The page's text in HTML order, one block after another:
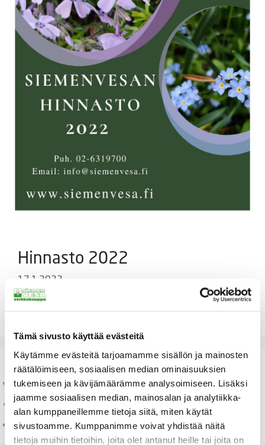
Tämä sivusto käyttää evästeitä
Käytämme evästeitä tarjoamamme sisällön ja mainosten
räätälöimiseen, sosiaalisen median ominaisuuksien
tukemiseen ja kävijämäärämme analysoimiseen. Lisäksi
jaamme sosiaalisen median, mainosalan ja analytiikka-
alan kumppaneillemme tietoja siitä, miten käytät
sivustoamme. Kumppanimme voivat yhdistää näitä
tietoja muihin tietoihin, joita olet antanut heille tai joita on
Hinnasto 2022
17.1.2022
Lataa tästä tämän vuoden hinnastomme.